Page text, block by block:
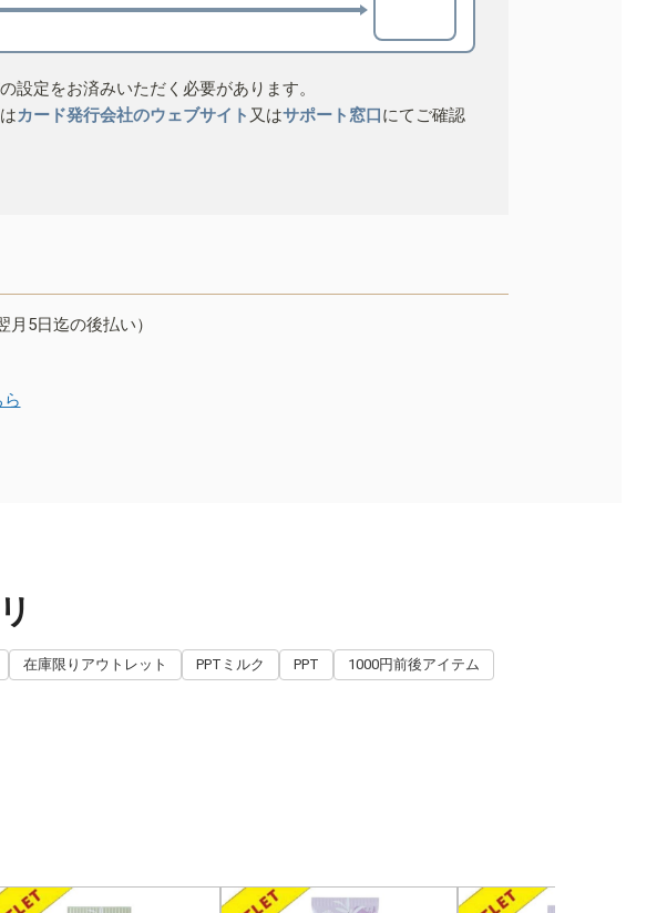
設定をお済みいただく必要があります。
カード発行会社のウェブサイト 又はサポート窓口にてご確認
5日迄の後払い）
在庫限りアウトレット PPTミルク PPT 1000円前後アイテム